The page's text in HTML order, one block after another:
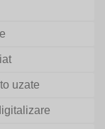
uzate